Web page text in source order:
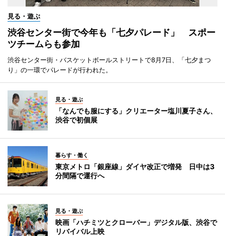
見る・遊ぶ
渋谷センター街で今年も「七夕パレード」 スポー
ツチームらも参加
渋谷センター街・バスケットボールストリートで8月7日、「七夕まつ
り」の一環でパレードが行われた。
見る・遊ぶ
「なんでも服にする」クリエーター塩川夏子さん、
渋谷で初個展
暮らす・働く
東京メトロ「銀座線」ダイヤ改正で増発 日中は3
分間隔で運行へ
見る・遊ぶ
映画「ハチミツとクローバー」デジタル版、渋谷で
リバイバル上映